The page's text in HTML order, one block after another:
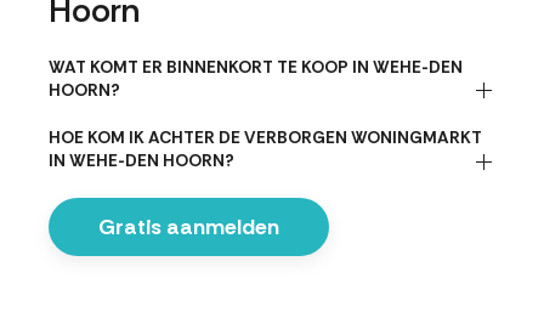
Hoorn
WAT KOMT ER BINNENKORT TE KOOP IN WEHE-DEN
HOORN?
HOE KOM IK ACHTER DE VERBORGEN WONINGMARKT
IN WEHE-DEN HOORN?
Gratis aanmelden